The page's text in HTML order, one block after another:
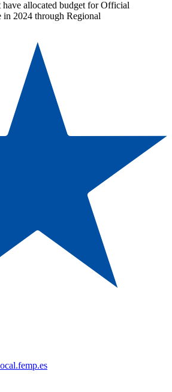
have allocated budget for Official
in 2024 through Regional